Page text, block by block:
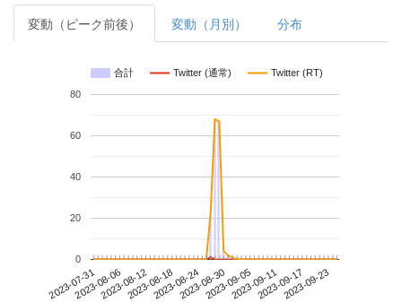
変動（ピーク前後） 変動（月別） 分布
合計 Twitter (通常) Twitter (RT)
2023-07-312023-08-062023-08-122023-08-182023-08-242023-08-302023-09-052023-09-112023-09-172023-09-23
0
20
40
60
80